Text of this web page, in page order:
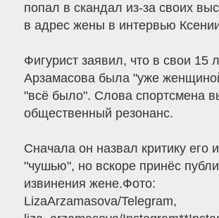
попал в скандал из-за своих
в адрес жены в интервью
Фигурист заявил, что в свои 15
Арзамасова была "уже
"всё было". Слова спортсмена
общественный резонанс.
Сначала он назвал критику его
"чушью", но вскоре принёс
извинения жене.Фото:
LizaArzamasova/Telegram,